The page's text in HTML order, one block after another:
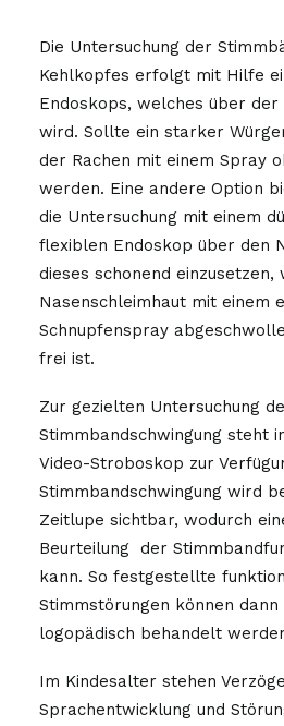
Die Untersuchung der
Kehlkopfes erfolgt mit Hilfe
Endoskops, welches über der
wird. Sollte ein starker
der Rachen mit einem Spray
werden. Eine andere Option
die Untersuchung mit einem
flexiblen Endoskop über den
dieses schonend
Nasenschleimhaut mit einem
Schnupfenspray
frei ist.
Zur gezielten Untersuchung
Stimmbandschwingung steht
Video-Stroboskop zur
Stimmbandschwingung wird
Zeitlupe sichtbar, wodurch
Beurteilung der
kann. So festgestellte
Stimmstörungen können
logopädisch behandelt
Im Kindesalter stehen
Sprachentwicklung und